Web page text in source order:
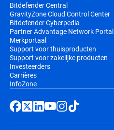
Bitdefender Central
GravityZone Cloud Control Center
Bitdefender Cyberpedia
Partner Advantage Network Portal
Merkportaal
Support voor thuisproducten
Support voor zakelijke producten
Investeerders
Carrières
InfoZone